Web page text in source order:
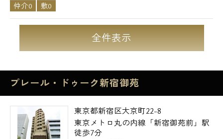
仲介0 敷0
全件表示
プレール・ドゥーク新宿御苑
東京都新宿区大京町22-8
東京メトロ丸の内線「新宿御苑前」駅
徒歩7分